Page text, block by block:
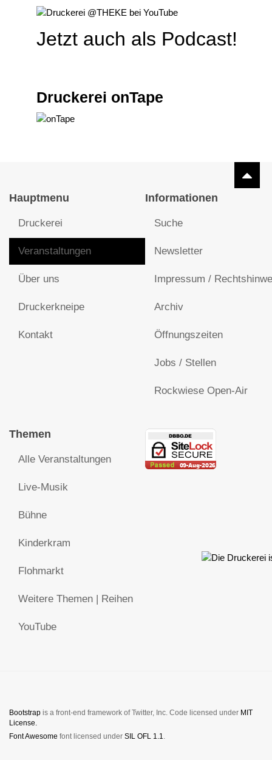
Jetzt auch als Podcast!
Druckerei onTape
Hauptmenu
Druckerei
Veranstaltungen
Über uns
Druckerkneipe
Kontakt
Informationen
Suche
Newsletter
Impressum /
Archiv
Öffnungszeiten
Jobs / Stellen
Rockwiese Open-Air
Themen
Alle Veranstaltungen
Live-Musik
Bühne
Kinderkram
Flohmarkt
Weitere Themen | Reihen
YouTube
Bootstrap is a front-end framework of Twitter, Inc. Code licensed under MIT
License.
Font Awesome font licensed under SIL OFL 1.1